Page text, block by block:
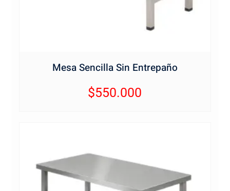
Mesa Sencilla Sin Entrepaño
$550.000